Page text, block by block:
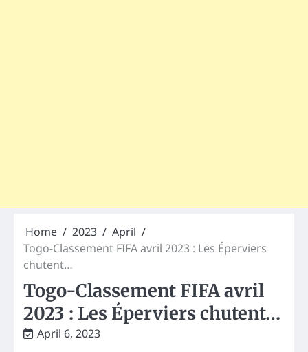
Home 2023
April
Togo-Classement FIFA avril 2023 : Les Éperviers
chutent…
Togo-Classement FIFA avril
2023 : Les Éperviers chutent…
April 6, 2023